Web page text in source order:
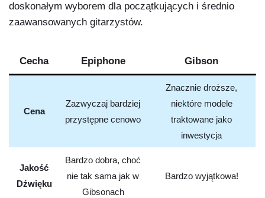
doskonałym wyborem dla początkujących i średnio
zaawansowanych gitarzystów.
Cecha Epiphone Gibson
Cena
Zazwyczaj bardziej
przystępne cenowo
Znacznie droższe,
niektóre modele
traktowane jako
inwestycja
Jakość
Dźwięku
Bardzo dobra, choć
nie tak sama jak w
Gibsonach
Bardzo wyjątkowa!